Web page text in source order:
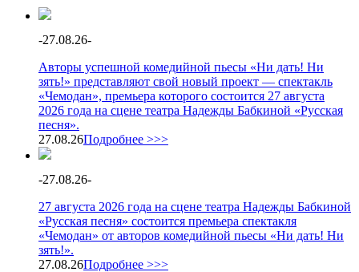
-27.08.26-
Авторы успешной комедийной пьесы «Ни дать! Ни
зять!» представляют свой новый проект — спектакль
«Чемодан», премьера которого состоится 27 августа
2026 года на сцене театра Надежды Бабкиной «Русская
песня».
27.08.26Подробнее >>>
-27.08.26-
27 августа 2026 года на сцене театра Надежды Бабкиной
«Русская песня» состоится премьера спектакля
«Чемодан» от авторов комедийной пьесы «Ни дать! Ни
зять!».
27.08.26Подробнее >>>